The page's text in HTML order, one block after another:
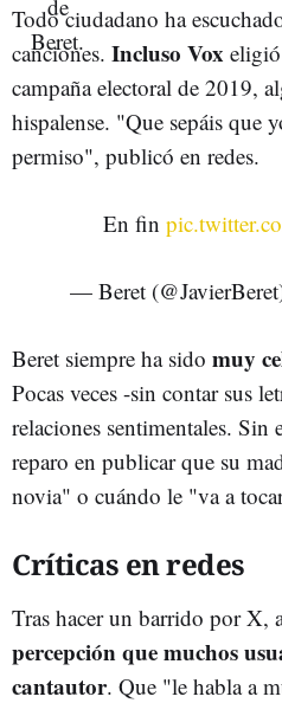
Todo ciudadano ha
canciones. Incluso Vox
campaña electoral de 2019,
hispalense. "Que sepáis que
permiso", publicó en redes.
En fin
— Beret
Beret siempre ha sido muy
Pocas veces -sin contar sus
relaciones sentimentales.
reparo en publicar que su
novia" o cuándo le "va a
Críticas en redes
Tras hacer un barrido por X,
percepción que muchos
cantautor. Que "le habla a